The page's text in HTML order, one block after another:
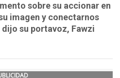
sobre su accionar en
imagen y conectarnos
su portavoz, Fawzi